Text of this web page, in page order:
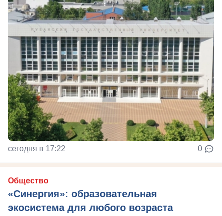
сегодня в 17:22 0
Общество
«Синергия»: образовательная
экосистема для любого возраста